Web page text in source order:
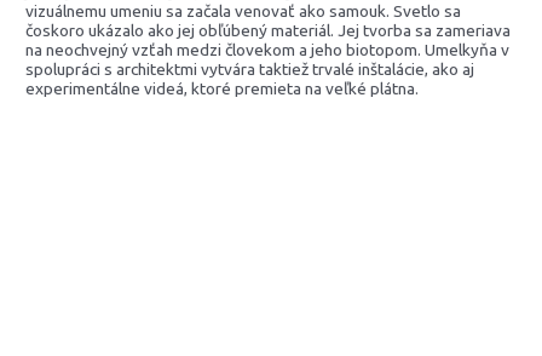
vizuálnemu umeniu sa začala venovať ako samouk. Svetlo sa
čoskoro ukázalo ako jej obľúbený materiál. Jej tvorba sa zameriava
na neochvejný vzťah medzi človekom a jeho biotopom. Umelkyňa v
spolupráci s architektmi vytvára taktiež trvalé inštalácie, ako aj
experimentálne videá, ktoré premieta na veľké plátna.